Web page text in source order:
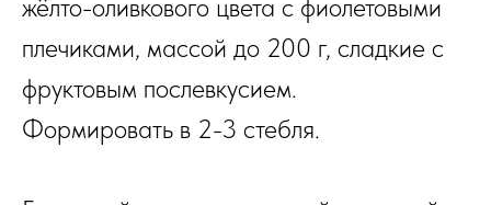
жёлто-оливкового цвета с фиолетовыми
плечиками, массой до 200 г, сладкие с
фруктовым послевкусием.
Формировать в 2-3 стебля.